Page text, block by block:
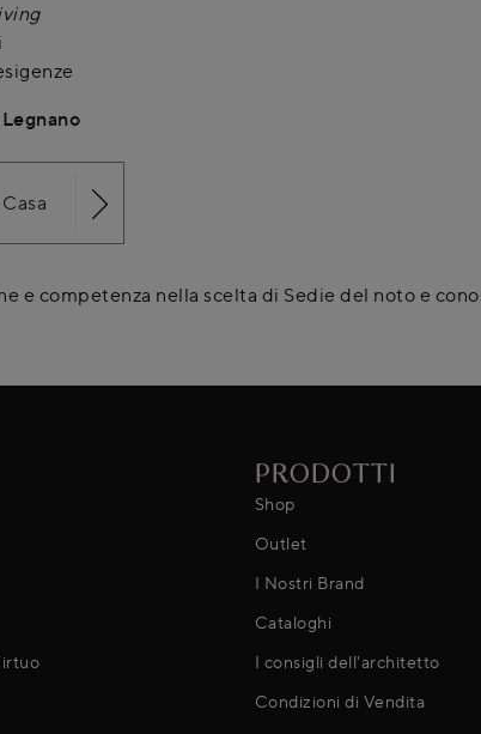
e competenza nella scelta di Sedie del noto e
PRODOTTI
Shop
Outlet
I Nostri Brand
Cataloghi
I consigli dell'architetto
Condizioni di Vendita